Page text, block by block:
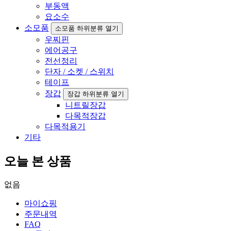
부동액
요소수
소모품
소모품 하위분류 열기
우찌핀
에어공구
전선정리
단자 / 소켓 / 스위치
테이프
장갑
장갑 하위분류 열기
니트릴장갑
다목적장갑
다목적용기
기타
오늘 본 상품
없음
마이쇼핑
주문내역
FAQ